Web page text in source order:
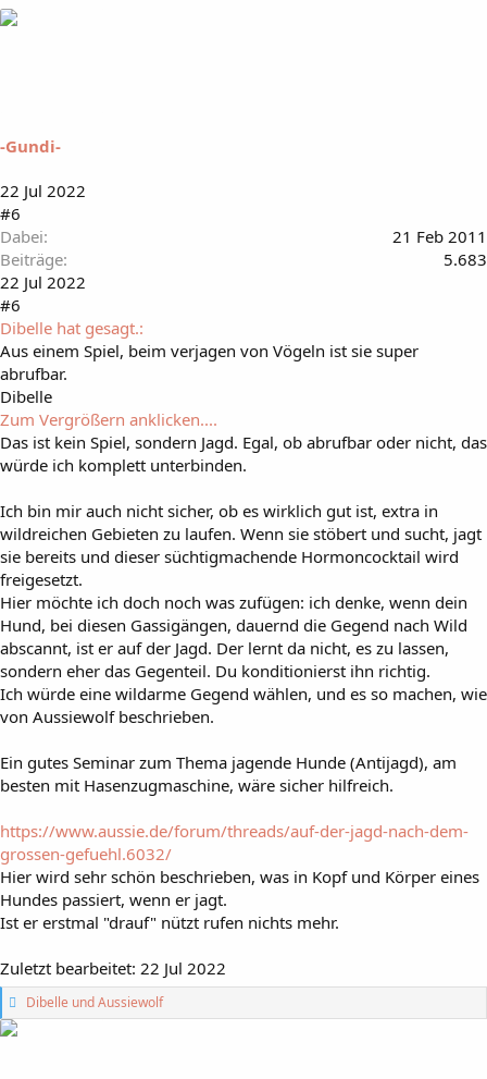
-Gundi-
22 Jul 2022
#6
Dabei
21 Feb 2011
Beiträge
5.683
22 Jul 2022
#6
Dibelle hat gesagt.:
Aus einem Spiel, beim verjagen von Vögeln ist sie super
abrufbar.
Dibelle
Zum Vergrößern anklicken....
Das ist kein Spiel, sondern Jagd. Egal, ob abrufbar oder nicht, das
würde ich komplett unterbinden.
Ich bin mir auch nicht sicher, ob es wirklich gut ist, extra in
wildreichen Gebieten zu laufen. Wenn sie stöbert und sucht, jagt
sie bereits und dieser süchtigmachende Hormoncocktail wird
freigesetzt.
Hier möchte ich doch noch was zufügen: ich denke, wenn dein
Hund, bei diesen Gassigängen, dauernd die Gegend nach Wild
abscannt, ist er auf der Jagd. Der lernt da nicht, es zu lassen,
sondern eher das Gegenteil. Du konditionierst ihn richtig.
Ich würde eine wildarme Gegend wählen, und es so machen, wie
von Aussiewolf beschrieben.
Ein gutes Seminar zum Thema jagende Hunde (Antijagd), am
besten mit Hasenzugmaschine, wäre sicher hilfreich.
https://www.aussie.de/forum/threads/auf-der-jagd-nach-dem-
grossen-gefuehl.6032/
Hier wird sehr schön beschrieben, was in Kopf und Körper eines
Hundes passiert, wenn er jagt.
Ist er erstmal "drauf" nützt rufen nichts mehr.
Zuletzt bearbeitet: 22 Jul 2022
G
e
Dibelle undAussiewolf